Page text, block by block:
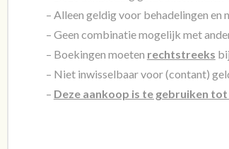
– Alleen geldig voor behadelingen en
– Geen combinatie mogelijk met
– Boekingen moeten rechtstreeks
– Niet inwisselbaar voor (contant)
– Deze aankoop is te gebruiken